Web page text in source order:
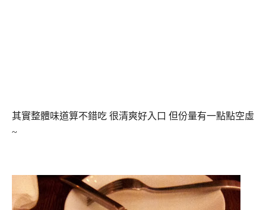
其實整體味道算不錯吃 很清爽好入口 但份量有一點點空虛
~